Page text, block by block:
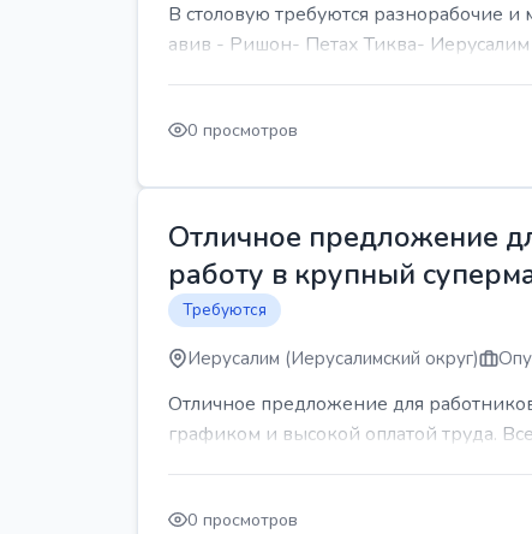
В столовую требуются разнорабочие
авив - Ришон- Петах Тиква- Иерусалим
0 просмотров
Отличное предложение
работу в крупный
Требуются
Иерусалим (Иерусалимский округ)
Отличное предложение для
графиком и высокой оплатой труда.
0 просмотров